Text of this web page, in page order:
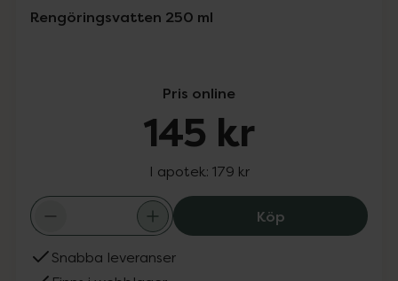
Rengöringsvatten 250 ml
Pris online
145 kr
I apotek: 179 kr
KöpBioderma
Snabba leveranser